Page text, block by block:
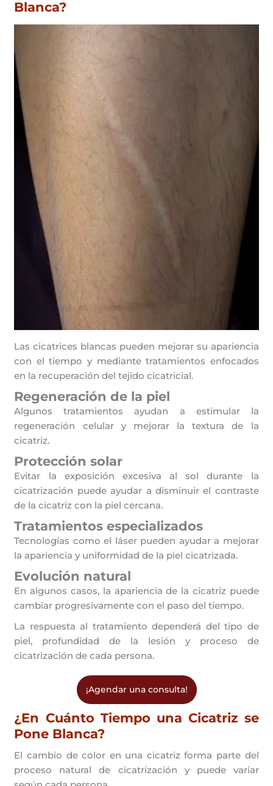
Blanca?
Las cicatrices blancas pueden mejorar su apariencia
con el tiempo y mediante tratamientos enfocados
en la recuperación del tejido cicatricial.
Regeneración de la piel
Algunos tratamientos ayudan a estimular la
regeneración celular y mejorar la textura de la
cicatriz.
Protección solar
Evitar la exposición excesiva al sol durante la
cicatrización puede ayudar a disminuir el contraste
de la cicatriz con la piel cercana.
Tratamientos especializados
Tecnologías como el láser pueden ayudar a mejorar
la apariencia y uniformidad de la piel cicatrizada.
Evolución natural
En algunos casos, la apariencia de la cicatriz puede
cambiar progresivamente con el paso del tiempo.
La respuesta al tratamiento dependerá del tipo de
piel, profundidad de la lesión y proceso de
cicatrización de cada persona.
¡Agendar una consulta!
¿En Cuánto Tiempo una Cicatriz se
Pone Blanca?
El cambio de color en una cicatriz forma parte del
proceso natural de cicatrización y puede variar